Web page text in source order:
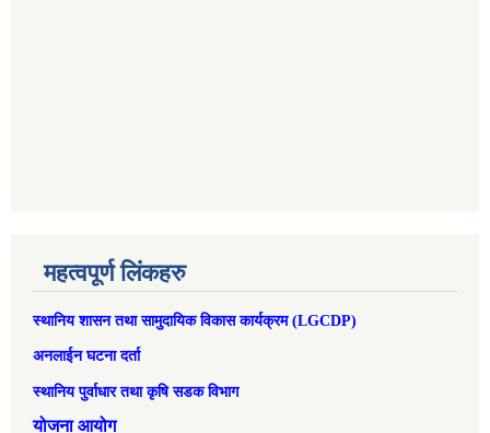
महत्वपूर्ण लिंकहरु
स्थानिय शासन तथा सामुदायिक विकास कार्यक्रम (LGCDP)
अनलाईन घटना दर्ता
स्थानिय पुर्वाधार तथा कृषि सडक विभाग
योजना आयोग